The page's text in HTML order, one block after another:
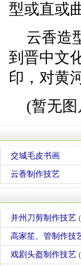
型或直或
云香造
到晋中文
印，对黄
(暂无
交城毛皮书画
云香制作技艺
并州刀剪制作技艺
高家笙、管制作技
戏剧头盔制作技艺